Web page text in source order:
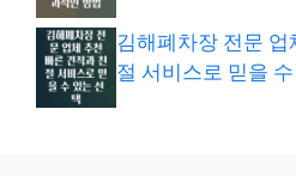
김해폐차장 전문 업
절 서비스로 믿을